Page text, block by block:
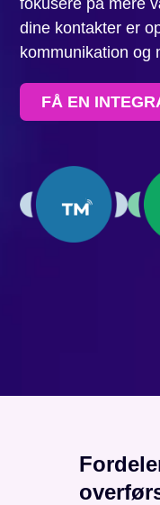
dine kontakter er
kommunikation og
FÅ EN